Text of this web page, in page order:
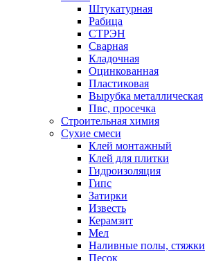
Штукатурная
Рабица
СТРЭН
Сварная
Кладочная
Оцинкованная
Пластиковая
Вырубка металлическая
Пвс, просечка
Строительная химия
Сухие смеси
Клей монтажный
Клей для плитки
Гидроизоляция
Гипс
Затирки
Известь
Керамзит
Мел
Наливные полы, стяжки
Песок